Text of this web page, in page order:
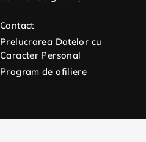
Contact
Prelucrarea Datelor cu
Caracter Personal
Program de afiliere